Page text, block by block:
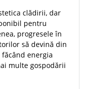
clădirii, dar
pentru
progresele în
să devină din
energia
multe gospodării